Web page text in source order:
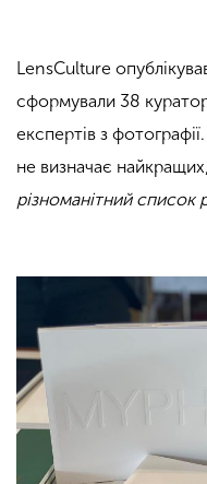
LensCulture
сформували 38
експертів з
не визначає
різноманітний список